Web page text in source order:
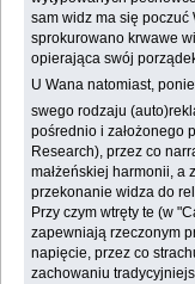
sam widz ma się
sprokurowano krwawe
opierająca swój
U Wana natomiast,
swego rodzaju
pośrednio i założonego
Research), przez co
małżeńskiej harmonii, a
przekonanie widza do
Przy czym wtręty te (w
zapewniają rzeczonym
napięcie, przez co
zachowaniu